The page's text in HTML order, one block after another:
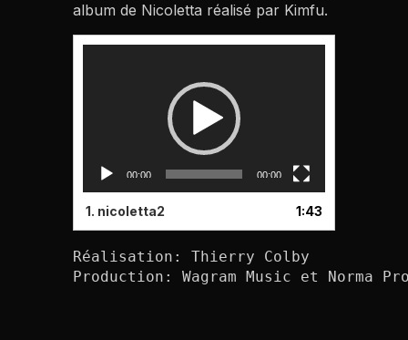
album de Nicoletta réalisé par Kimfu.
00:00 00:00
1. nicoletta2 1:43
Réalisation: Thierry Colby
Production: Wagram Music et Norma